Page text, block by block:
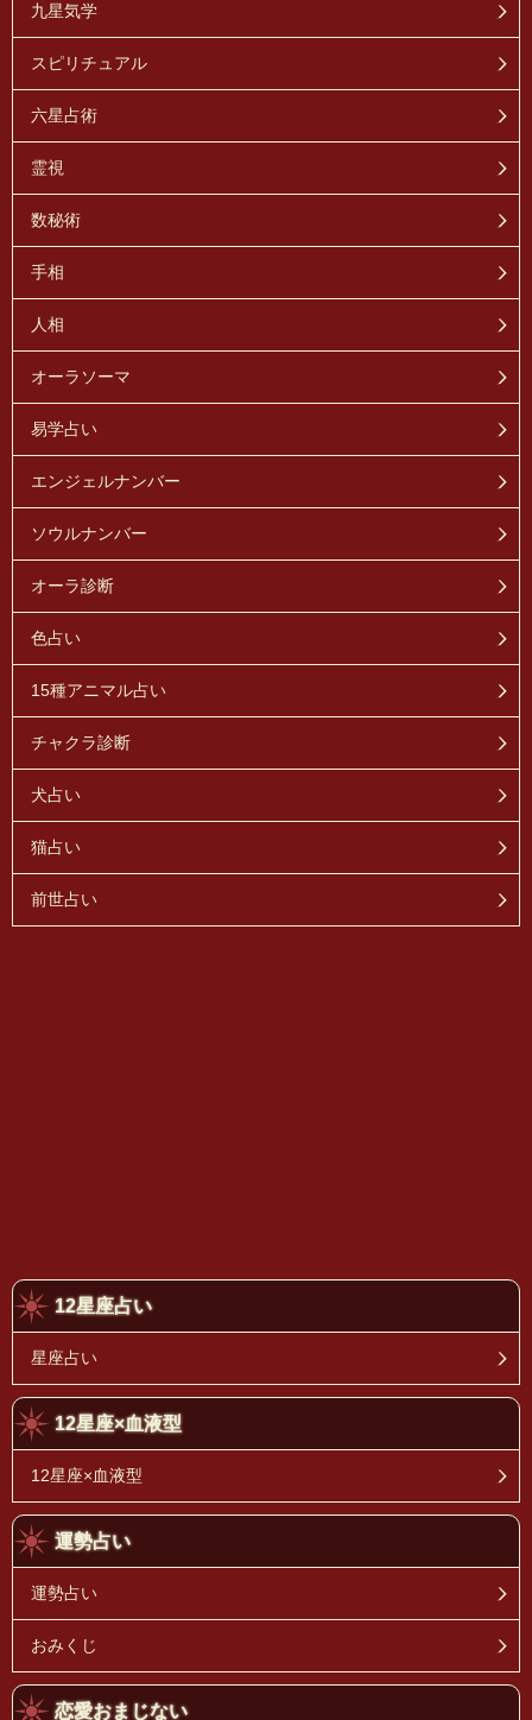
九星気学
スピリチュアル
六星占術
霊視
数秘術
手相
人相
オーラソーマ
易学占い
エンジェルナンバー
ソウルナンバー
オーラ診断
色占い
15種アニマル占い
チャクラ診断
犬占い
猫占い
前世占い
12星座占い
星座占い
12星座×血液型
12星座×血液型
運勢占い
運勢占い
おみくじ
恋愛おまじない